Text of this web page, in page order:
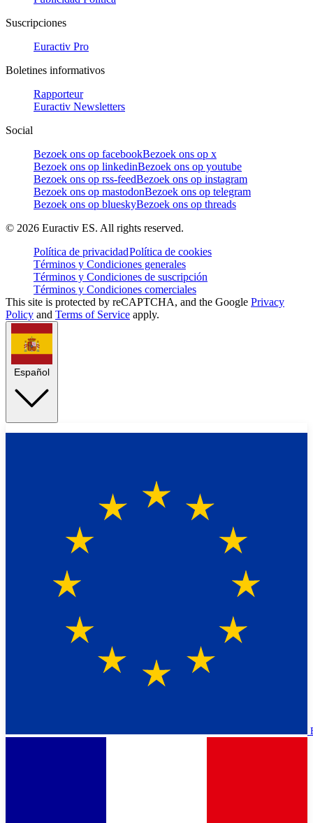
Suscripciones
Euractiv Pro
Boletines informativos
Rapporteur
Euractiv Newsletters
Social
Bezoek ons op facebookBezoek ons op x
Bezoek ons op linkedinBezoek ons op youtube
Bezoek ons op rss-feedBezoek ons op instagram
Bezoek ons op mastodonBezoek ons op telegram
Bezoek ons op blueskyBezoek ons op threads
© 2026 Euractiv ES. All rights reserved.
Política de privacidadPolítica de cookies
Términos y Condiciones generales
Términos y Condiciones de suscripción
Términos y Condiciones comerciales
This site is protected by reCAPTCHA, and the Google Privacy
Policy and Terms of Service apply.
Español